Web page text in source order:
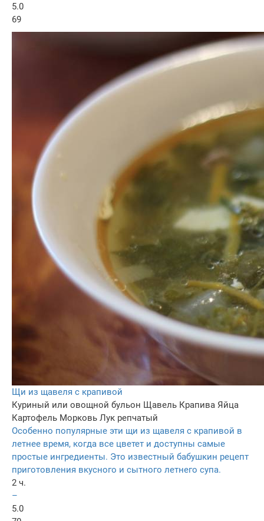
5.0
69
Щи из щавеля с крапивой
Куриный или овощной бульон Щавель Крапива Яйца
Картофель Морковь Лук репчатый
Особенно популярные эти щи из щавеля с крапивой в
летнее время, когда все цветет и доступны самые
простые ингредиенты. Это известный бабушкин рецепт
приготовления вкусного и сытного летнего супа.
2 ч.
–
5.0